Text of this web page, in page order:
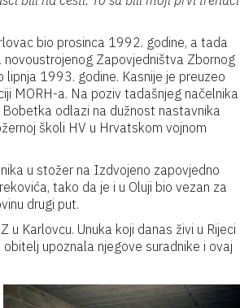
bio prosinca 1992. godine, a tada
Zapovjedništva Zbornog
lipnja 1993. godine. Kasnije je preuzeo
MORH-a. Na poziv tadašnjeg načelnika
odlazi na dužnost nastavnika
školi HV u Hrvatskom vojnom
u stožer na Izdvojeno zapovjedno
tako da je i u Oluji bio vezan za
drugi put.
Karlovcu. Unuka koji danas živi u Rijeci
upoznala njegove suradnike i ovaj